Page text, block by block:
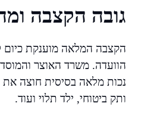
גובה הקצבה
הוועדה. משרד האוצר
ותק ביטוחי, ילד תלוי ועוד.